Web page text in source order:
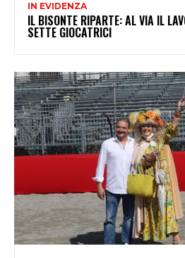
IN EVIDENZA
IL BISONTE RIPARTE: AL VIA IL
SETTE GIOCATRICI